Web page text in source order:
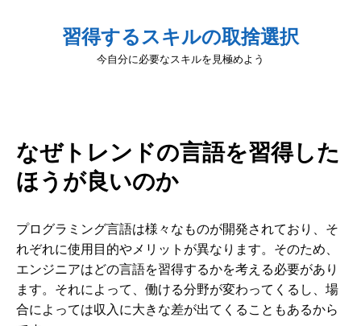
習得するスキルの取捨選択
今自分に必要なスキルを見極めよう
なぜトレンドの言語を習得した
ほうが良いのか
プログラミング言語は様々なものが開発されており、そ
れぞれに使用目的やメリットが異なります。そのため、
エンジニアはどの言語を習得するかを考える必要があり
ます。それによって、働ける分野が変わってくるし、場
合によっては収入に大きな差が出てくることもあるから